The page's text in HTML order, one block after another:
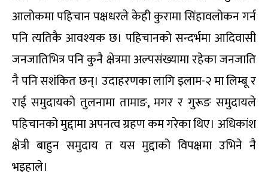
आलोकमा पहिचान पक्षधरले केही कुरामा सिंहावलोकन गर्न
पनि त्यतिकै आवश्यक छ। पहिचानको सन्दर्भमा आदिवासी
जनजातिभित्र पनि कुनै क्षेत्रमा अल्पसंख्यामा रहेका जनजाति
नै पनि सशंकित छन्। उदाहरणका लागि इलाम-२ मा लिम्बू र
राई समुदायको तुलनामा तामाङ, मगर र गुरूङ समुदायले
पहिचानको मुद्दामा अपनत्व ग्रहण कम गरेका थिए। अधिकांश
क्षेत्री बाहुन समुदाय त यस मुद्दाको विपक्षमा उभिने नै
भइहाले।